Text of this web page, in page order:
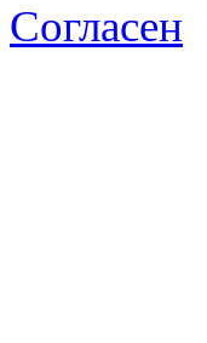
Согласен